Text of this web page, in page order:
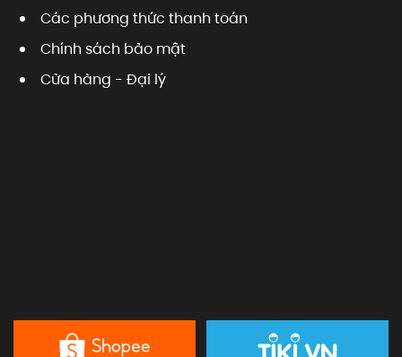
Các phương thức thanh toán
Chính sách bảo mật
Cửa hàng - Đại lý